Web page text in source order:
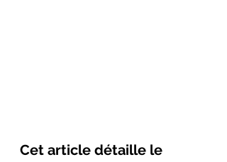
Cet article détaille le